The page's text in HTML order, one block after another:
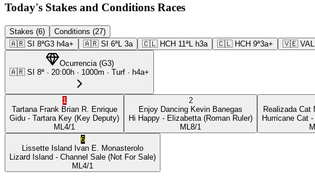
Today's Stakes and Conditions Races
Stakes (6)
Conditions (27)
🇦🇷 SI 8ªG3 h4a+ 🇦🇷 SI 6ª 3a 🇨🇱 HCH 11ª h3a 🇨🇱 HCH 9ª3a+ 🇻🇪 VAL
Ocurrencia(G3)
🇦🇷 SI 8ª · 20:00h · 1000m · Turf · h4a+
1
Tartana Frank Brian R. Enrique
Gidu - Tartara Key (Key Deputy)
ML 4/1
2
Enjoy Dancing Kevin Banegas
Hi Happy - Elizabetta (Roman Ruler)
ML 8/1
Realizada Cat
Hurricane Cat -
ML
6
Lissette Island Ivan E. Monasterolo
Lizard Island - Channel Sale (Not For Sale)
ML 4/1